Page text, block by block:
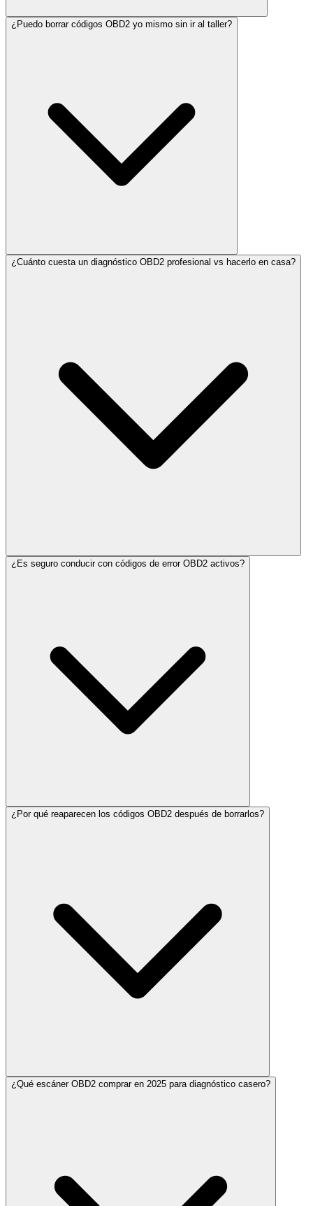
¿Puedo borrar códigos OBD2 yo mismo sin ir al taller?
¿Cuánto cuesta un diagnóstico OBD2 profesional vs hacerlo en casa?
¿Es seguro conducir con códigos de error OBD2 activos?
¿Por qué reaparecen los códigos OBD2 después de borrarlos?
¿Qué escáner OBD2 comprar en 2025 para diagnóstico casero?